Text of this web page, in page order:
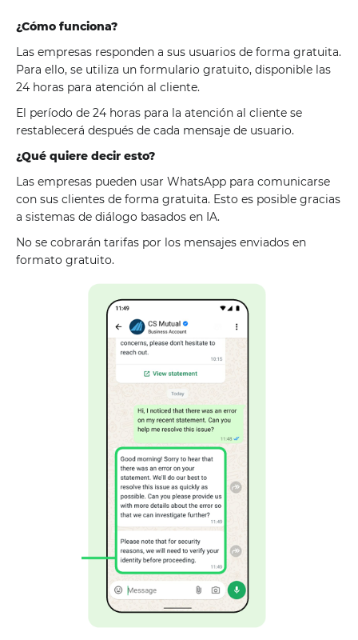
¿Cómo funciona?
Las empresas responden a sus usuarios de forma gratuita.
Para ello, se utiliza un formulario gratuito, disponible las
24 horas para atención al cliente.
El período de 24 horas para la atención al cliente se
restablecerá después de cada mensaje de usuario.
¿Qué quiere decir esto?
Las empresas pueden usar WhatsApp para comunicarse
con sus clientes de forma gratuita. Esto es posible gracias
a sistemas de diálogo basados ​​en IA.
No se cobrarán tarifas por los mensajes enviados en
formato gratuito.